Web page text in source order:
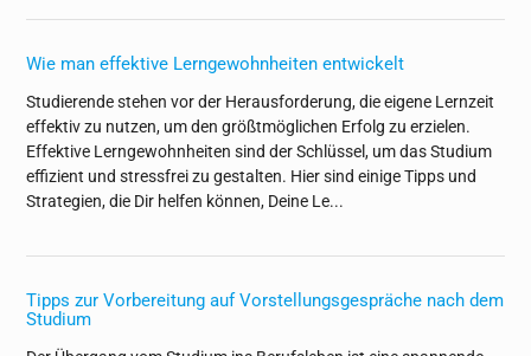
Wie man effektive Lerngewohnheiten entwickelt
Studierende stehen vor der Herausforderung, die eigene Lernzeit
effektiv zu nutzen, um den größtmöglichen Erfolg zu erzielen.
Effektive Lerngewohnheiten sind der Schlüssel, um das Studium
effizient und stressfrei zu gestalten. Hier sind einige Tipps und
Strategien, die Dir helfen können, Deine Le...
Tipps zur Vorbereitung auf Vorstellungsgespräche nach dem
Studium